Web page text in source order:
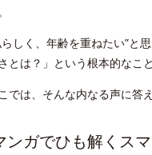
らしく、年齢を重ねたい”と
とは？」という根本的なこと
では、そんな内なる声に答
ンガでひも解くス